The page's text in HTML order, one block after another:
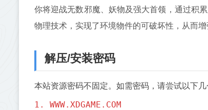
你将迎战无数邪魔、妖物及强大首领，通过积
物理技术，实现了环境物件的可破坏性，从而增
解压/安装密码
本站资源密码不固定。如需密码，请尝试以下几
1. WWW.XDGAME.COM